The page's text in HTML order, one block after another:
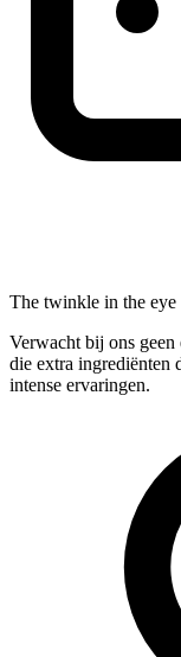
The twinkle in the eye
Verwacht bij ons geen
die extra ingrediënten
intense ervaringen.